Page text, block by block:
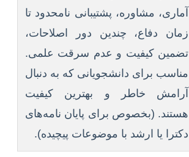
آماری، مشاوره، پشتیبانی نامحدود تا
زمان دفاع، چندین دور اصلاحات،
تضمین کیفیت و عدم سرقت علمی.
مناسب برای دانشجویانی که به دنبال
آرامش خاطر و بهترین کیفیت
هستند. (بخصوص برای پایان نامه‌های
دکترا یا ارشد با موضوعات پیچیده).